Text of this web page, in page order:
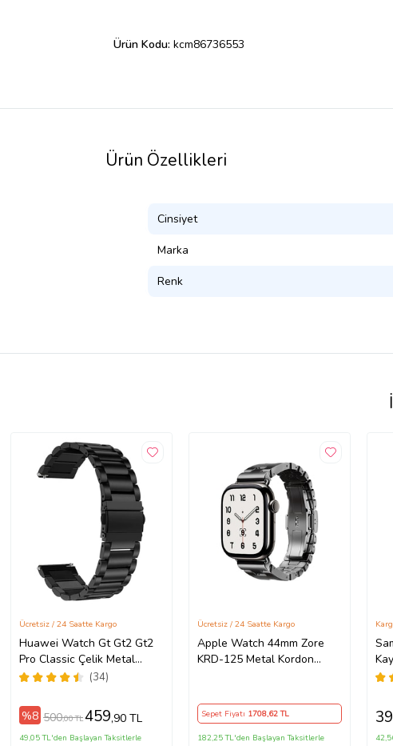
Ürün Kodu: kcm86736553
Ürün Özellikleri
Cinsiyet
Marka
Renk
Huawei Watch Gt Gt2 Gt2
Pro Classic Çelik Metal
Kordon 46 MM (Siyah)
(34)
Ücretsiz / 24 Saatte Kargo
%8 500,00 TL459,90 TL
49,05 TL'den Başlayan Taksitlerle
Apple Watch 44mm Zore
KRD-125 Metal Kordon
Ücretsiz / 24 Saatte Kargo
Sepet Fiyatı 1708,62 TL
182,25 TL'den Başlayan Taksitlerle